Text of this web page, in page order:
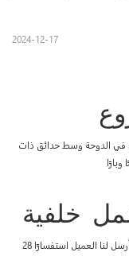
2024-12-17
في الدوحة وسط حدائق ذات
خلفية
28 يناير 2022 أرسل لنا العميل استفسارًا